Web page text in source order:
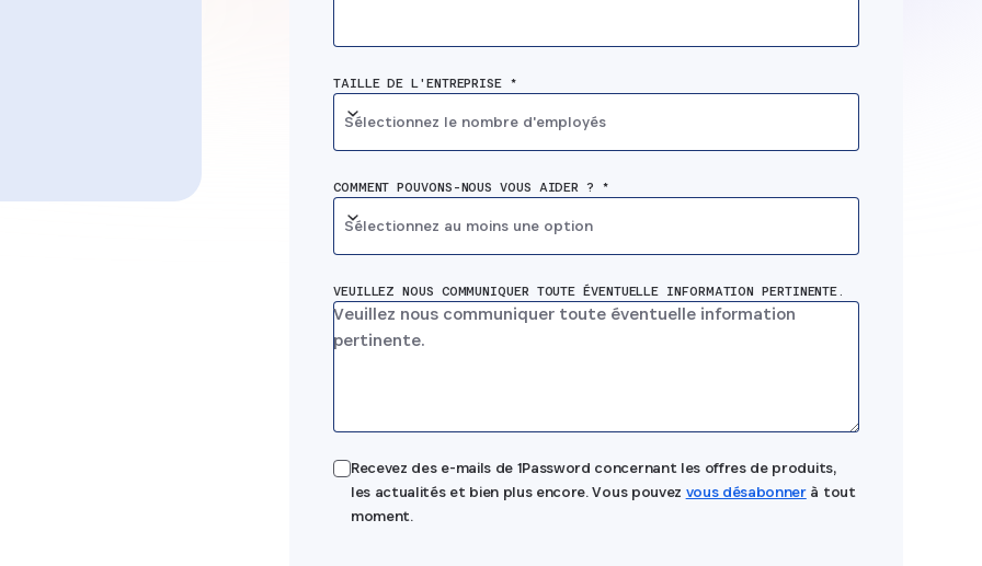
TAILLE DE L'ENTREPRISE *
Sélectionnez le nombre d'employés
COMMENT POUVONS-NOUS VOUS AIDER ? *
Sélectionnez au moins une option
VEUILLEZ NOUS COMMUNIQUER TOUTE ÉVENTUELLE INFORMATION PERTINENTE.
Recevez des e-mails de 1Password concernant les offres de produits,
les actualités et bien plus encore. Vous pouvez vous désabonnerà tout
moment.